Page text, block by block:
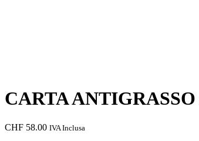
CARTA
CHF 58.00 IVA Inclusa